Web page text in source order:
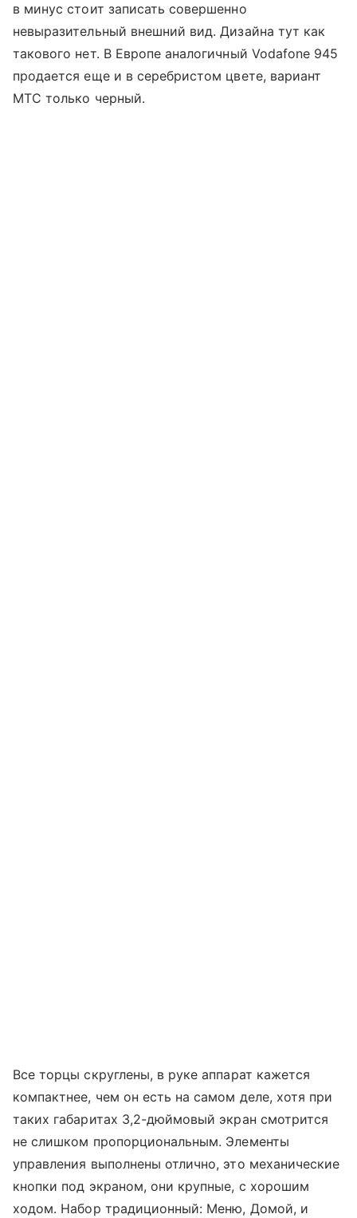
в минус стоит записать совершенно
невыразительный внешний вид. Дизайна тут как
такового нет. В Европе аналогичный Vodafone 945
продается еще и в серебристом цвете, вариант
МТС только черный.
Все торцы скруглены, в руке аппарат кажется
компактнее, чем он есть на самом деле, хотя при
таких габаритах 3,2-дюймовый экран смотрится
не слишком пропорциональным. Элементы
управления выполнены отлично, это механические
кнопки под экраном, они крупные, с хорошим
ходом. Набор традиционный: Меню, Домой, и